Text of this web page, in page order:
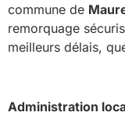
commune de
remorquage
meilleurs délais,
Administration